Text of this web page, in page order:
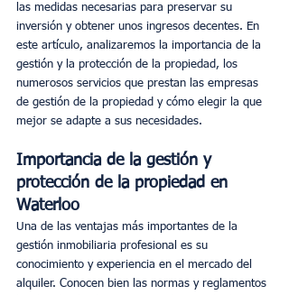
las medidas necesarias para preservar su
inversión y obtener unos ingresos decentes. En
este artículo, analizaremos la importancia de la
gestión y la protección de la propiedad, los
numerosos servicios que prestan las empresas
de gestión de la propiedad y cómo elegir la que
mejor se adapte a sus necesidades.
Importancia de la gestión y
protección de la propiedad en
Waterloo
Una de las ventajas más importantes de la
gestión inmobiliaria profesional es su
conocimiento y experiencia en el mercado del
alquiler. Conocen bien las normas y reglamentos